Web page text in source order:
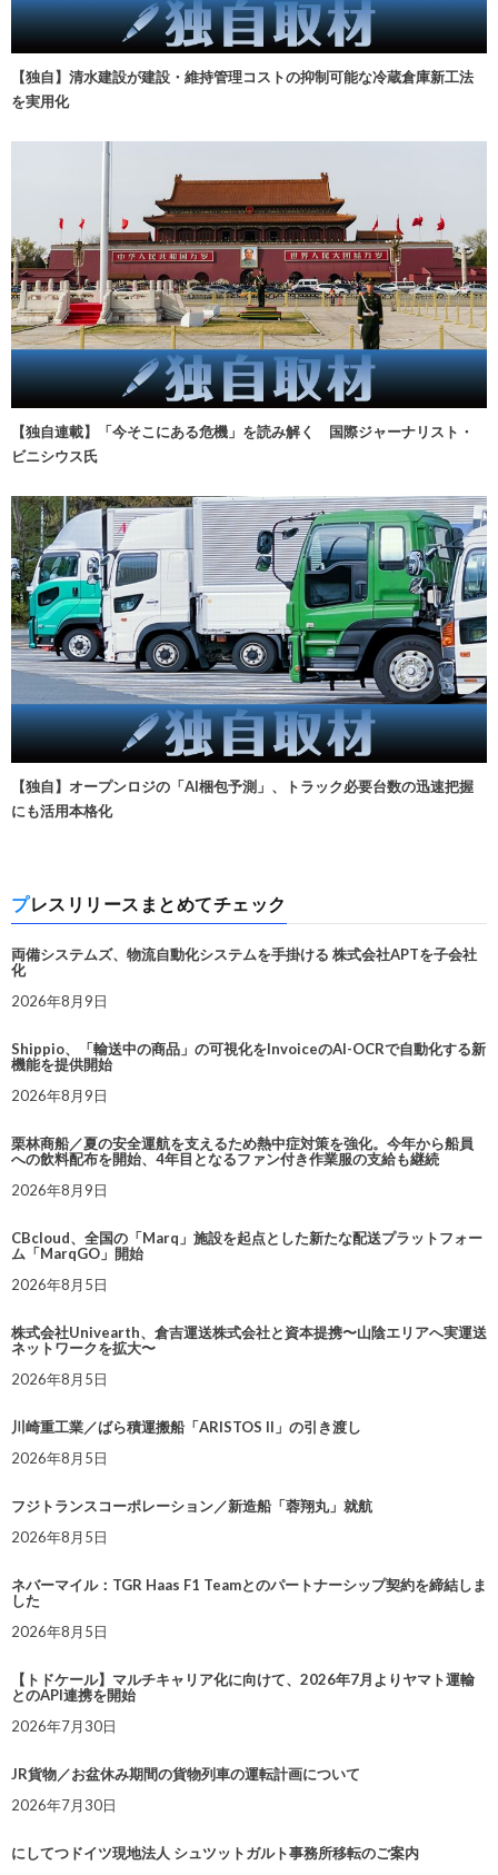
【独自】清水建設が建設・維持管理コストの抑制可能な冷蔵倉庫新工法
を実用化
【独自連載】「今そこにある危機」を読み解く 国際ジャーナリスト・
ビニシウス氏
【独自】オープンロジの「AI梱包予測」、トラック必要台数の迅速把握
にも活用本格化
プレスリリースまとめてチェック
両備システムズ、物流自動化システムを手掛ける 株式会社APTを子会社
化
2026年8月9日
Shippio、「輸送中の商品」の可視化をInvoiceのAI-OCRで自動化する新
機能を提供開始
2026年8月9日
栗林商船／夏の安全運航を支えるため熱中症対策を強化。今年から船員
への飲料配布を開始、4年目となるファン付き作業服の支給も継続
2026年8月9日
CBcloud、全国の「Marq」施設を起点とした新たな配送プラットフォー
ム「MarqGO」開始
2026年8月5日
株式会社Univearth、倉吉運送株式会社と資本提携〜山陰エリアへ実運送
ネットワークを拡大〜
2026年8月5日
川崎重工業／ばら積運搬船「ARISTOS II」の引き渡し
2026年8月5日
フジトランスコーポレーション／新造船「蓉翔丸」就航
2026年8月5日
ネバーマイル：TGR Haas F1 Teamとのパートナーシップ契約を締結しま
した
2026年8月5日
【トドケール】マルチキャリア化に向けて、2026年7月よりヤマト運輸
とのAPI連携を開始
2026年7月30日
JR貨物／お盆休み期間の貨物列車の運転計画について
2026年7月30日
にしてつドイツ現地法人 シュツットガルト事務所移転のご案内